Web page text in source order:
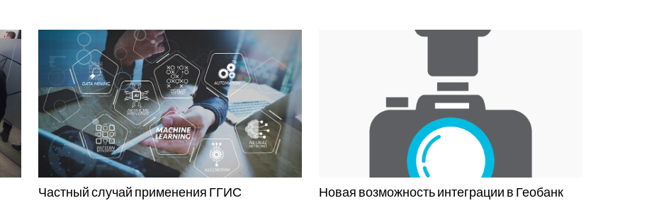
Частный случай применения ГГИС
Новая возможность интеграции в Геобанк